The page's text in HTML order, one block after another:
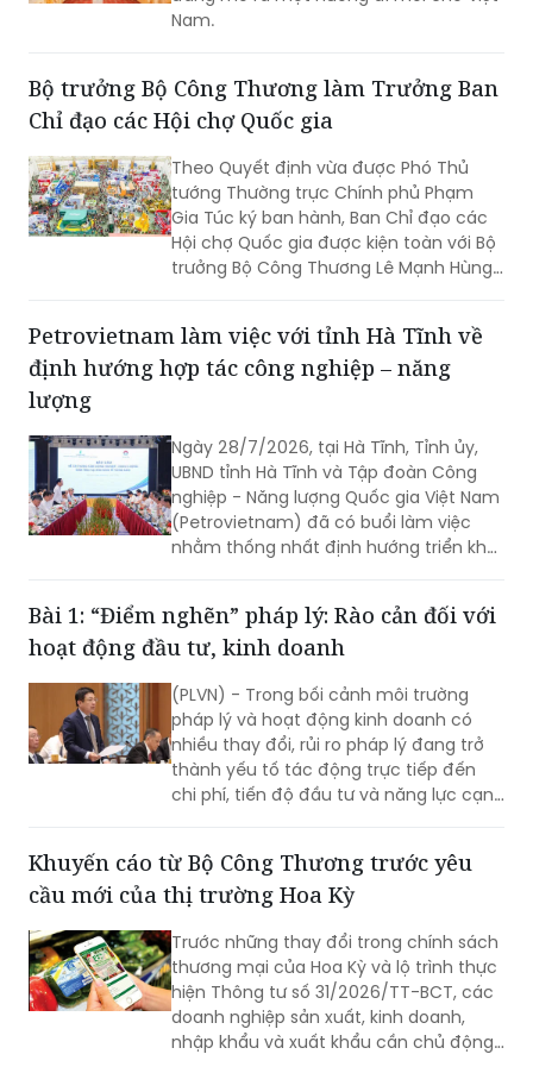
Nam.
Bộ trưởng Bộ Công Thương làm Trưởng Ban
Chỉ đạo các Hội chợ Quốc gia
Theo Quyết định vừa được Phó Thủ
tướng Thường trực Chính phủ Phạm
Gia Túc ký ban hành, Ban Chỉ đạo các
Hội chợ Quốc gia được kiện toàn với Bộ
trưởng Bộ Công Thương Lê Mạnh Hùng
Petrovietnam làm việc với tỉnh Hà Tĩnh về
định hướng hợp tác công nghiệp – năng
lượng
Ngày 28/7/2026, tại Hà Tĩnh, Tỉnh ủy,
UBND tỉnh Hà Tĩnh và Tập đoàn Công
nghiệp - Năng lượng Quốc gia Việt Nam
(Petrovietnam) đã có buổi làm việc
nhằm thống nhất định hướng triển khai
Bài 1: “Điểm nghẽn” pháp lý: Rào cản đối với
hoạt động đầu tư, kinh doanh
(PLVN) - Trong bối cảnh môi trường
pháp lý và hoạt động kinh doanh có
nhiều thay đổi, rủi ro pháp lý đang trở
thành yếu tố tác động trực tiếp đến
chi phí, tiến độ đầu tư và năng lực cạnh
thiện thể chế theo hướng minh bạch,
ổn định và thống nhất trong thực thi
tâm đầu tư, phát triển bền vững.
Khuyến cáo từ Bộ Công Thương trước yêu
cầu mới của thị trường Hoa Kỳ
Trước những thay đổi trong chính sách
thương mại của Hoa Kỳ và lộ trình thực
hiện Thông tư số 31/2026/TT-BCT, các
doanh nghiệp sản xuất, kinh doanh,
nhập khẩu và xuất khẩu cần chủ động